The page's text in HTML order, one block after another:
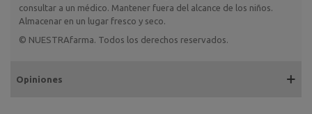
consultar a un médico. Mantener fuera del alcance de los niños.
Almacenar en un lugar fresco y seco.
© NUESTRAfarma. Todos los derechos reservados.
Opiniones